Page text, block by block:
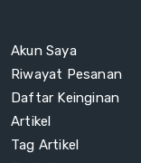
Akun Saya
Riwayat Pesanan
Daftar Keinginan
Artikel
Tag Artikel